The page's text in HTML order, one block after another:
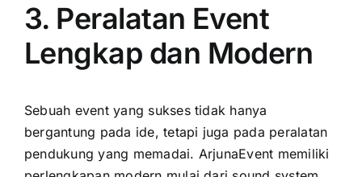
3. Peralatan Event
Lengkap dan Modern
Sebuah event yang sukses tidak hanya
bergantung pada ide, tetapi juga pada peralatan
pendukung yang memadai. ArjunaEvent memiliki